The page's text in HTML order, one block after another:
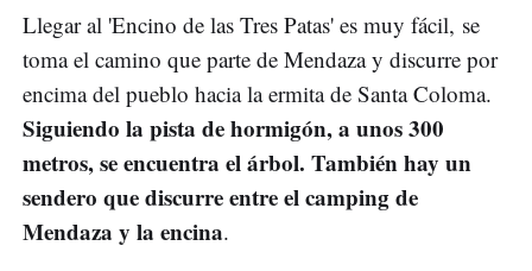
Llegar al 'Encino de las Tres Patas' es muy fácil, se
toma el camino que parte de Mendaza y discurre por
encima del pueblo hacia la ermita de Santa Coloma.
Siguiendo la pista de hormigón, a unos 300
metros, se encuentra el árbol. También hay un
sendero que discurre entre el camping de
Mendaza y la encina.